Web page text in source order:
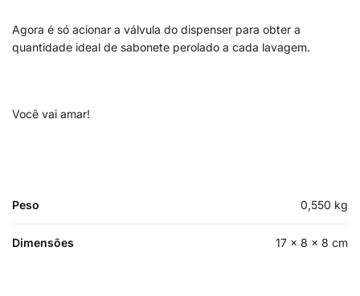
Agora é só acionar a válvula do dispenser para obter a
quantidade ideal de sabonete perolado a cada lavagem.
Você vai amar!
Peso 0,550 kg
Dimensões 17 × 8 × 8 cm